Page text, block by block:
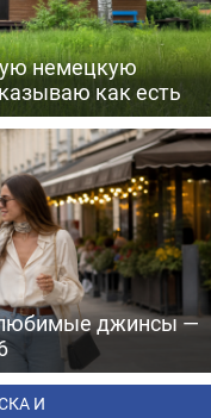
немецкую
как есть
джинсы —
И